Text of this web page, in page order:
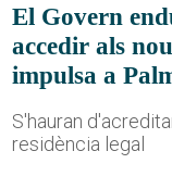
El Govern
accedir als
impulsa a
S'hauran
residència legal